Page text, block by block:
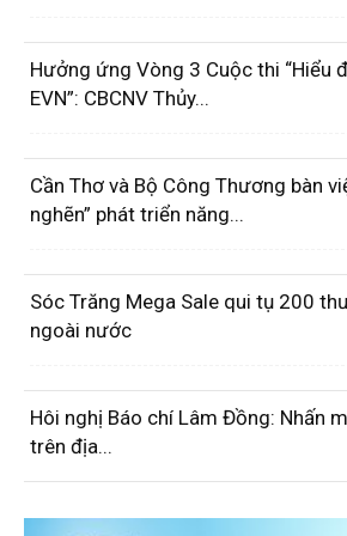
Hưởng ứng Vòng 3 Cuộc thi “Hiểu
EVN”: CBCNV Thủy...
Cần Thơ và Bộ Công Thương bàn
nghẽn” phát triển năng...
Sóc Trăng Mega Sale qui tụ 200
ngoài nước
Hôi nghị Báo chí Lâm Đồng: Nhấn
trên địa...